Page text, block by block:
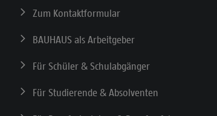
Zum Kontaktformular
BAUHAUS als Arbeitgeber
Für Schüler & Schulabgänger
Für Studierende & Absolventen